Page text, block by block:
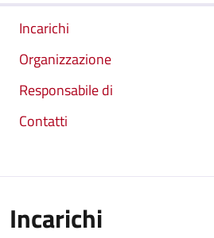
Incarichi
Organizzazione
Responsabile di
Contatti
Incarichi